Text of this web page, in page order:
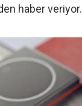
haber veriyor.